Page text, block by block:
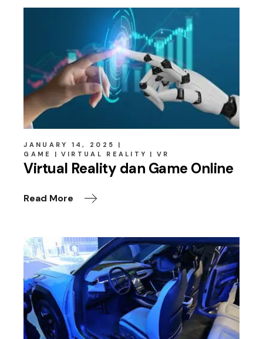
JANUARY 14, 2025
GAME
VIRTUAL REALITY VR
Virtual Reality dan Game Online
Read More